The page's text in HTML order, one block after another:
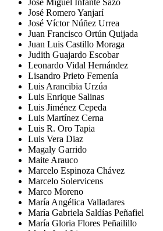
José Miguel Infante Sazo
José Romero Yanjarí
José Víctor Núñez Urrea
Juan Francisco Ortún Quijada
Juan Luis Castillo Moraga
Judith Guajardo Escobar
Leonardo Vidal Hernández
Lisandro Prieto Femenía
Luis Arancibia Urzúa
Luis Enrique Salinas
Luis Jiménez Cepeda
Luis Martínez Cerna
Luis R. Oro Tapia
Luis Vera Diaz
Magaly Garrido
Maite Arauco
Marcelo Espinoza Chávez
Marcelo Solervicens
Marco Moreno
María Angélica Valladares
María Gabriela Saldías Peñafiel
María Gloria Flores Peñailillo